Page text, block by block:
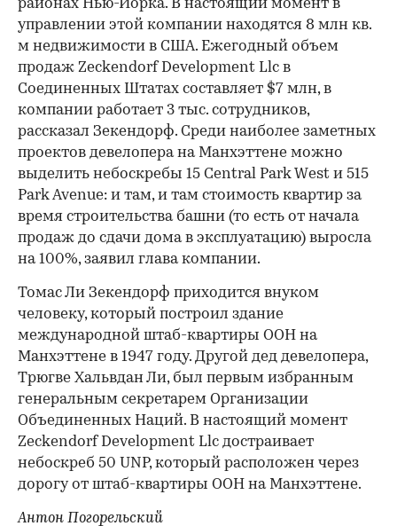
00:00 / 00:00
районах Нью-Йорка. В настоящий момент в
управлении этой компании находятся 8 млн кв.
м недвижимости в США. Ежегодный объем
продаж Zeckendorf Development Llc в
Соединенных Штатах составляет $7 млн, в
компании работает 3 тыс. сотрудников,
рассказал Зекендорф. Среди наиболее заметных
проектов девелопера на Манхэттене можно
выделить небоскребы 15 Central Park West и 515
Park Avenue: и там, и там стоимость квартир за
время строительства башни (то есть от начала
продаж до сдачи дома в эксплуатацию) выросла
на 100%, заявил глава компании.
Томас Ли Зекендорф приходится внуком
человеку, который построил здание
международной штаб-квартиры ООН на
Манхэттене в 1947 году. Другой дед девелопера,
Трюгве Хальвдан Ли, был первым избранным
генеральным секретарем Организации
Объединенных Наций. В настоящий момент
Zeckendorf Development Llc достраивает
небоскреб 50 UNP, который расположен через
дорогу от штаб-квартиры ООН на Манхэттене.
Антон Погорельский